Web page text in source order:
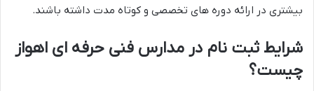
بیشتری در ارائه دوره های تخصصی و کوتاه مدت داشته باشند.
شرایط ثبت نام در مدارس فنی حرفه ای اهواز
چیست؟